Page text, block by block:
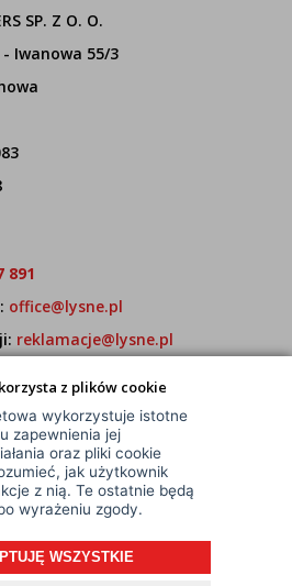
z plików cookie
wykorzystuje istotne
zapewnienia jej
oraz pliki cookie
jak użytkownik
z nią. Te ostatnie będą
wyrażeniu zgody.
WSZYSTKIE
SP. Z O. O.
Iwanowa 55/3
891
office@lysne.pl
reklamacje@lysne.pl
Zastrzeżone